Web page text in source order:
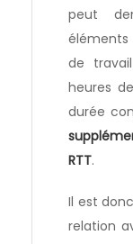
peut
éléments
de
heures
durée
RTT.
Il est
relation